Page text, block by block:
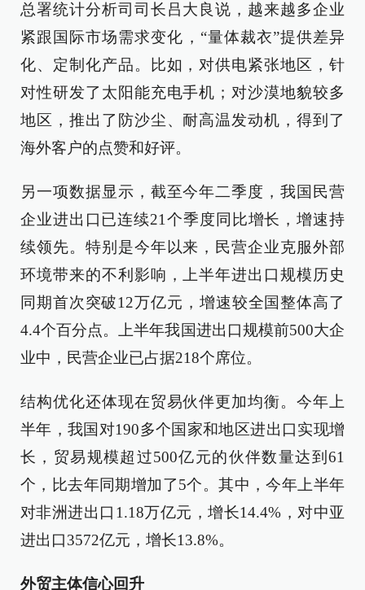
总署统计分析司司长吕大良说，越来越多企业
紧跟国际市场需求变化，“量体裁衣”提供差异
化、定制化产品。比如，对供电紧张地区，针
对性研发了太阳能充电手机；对沙漠地貌较多
地区，推出了防沙尘、耐高温发动机，得到了
海外客户的点赞和好评。
另一项数据显示，截至今年二季度，我国民营
企业进出口已连续21个季度同比增长，增速持
续领先。特别是今年以来，民营企业克服外部
环境带来的不利影响，上半年进出口规模历史
同期首次突破12万亿元，增速较全国整体高了
4.4个百分点。上半年我国进出口规模前500大企
业中，民营企业已占据218个席位。
结构优化还体现在贸易伙伴更加均衡。今年上
半年，我国对190多个国家和地区进出口实现增
长，贸易规模超过500亿元的伙伴数量达到61
个，比去年同期增加了5个。其中，今年上半年
对非洲进出口1.18万亿元，增长14.4%，对中亚
进出口3572亿元，增长13.8%。
外贸主体信心回升